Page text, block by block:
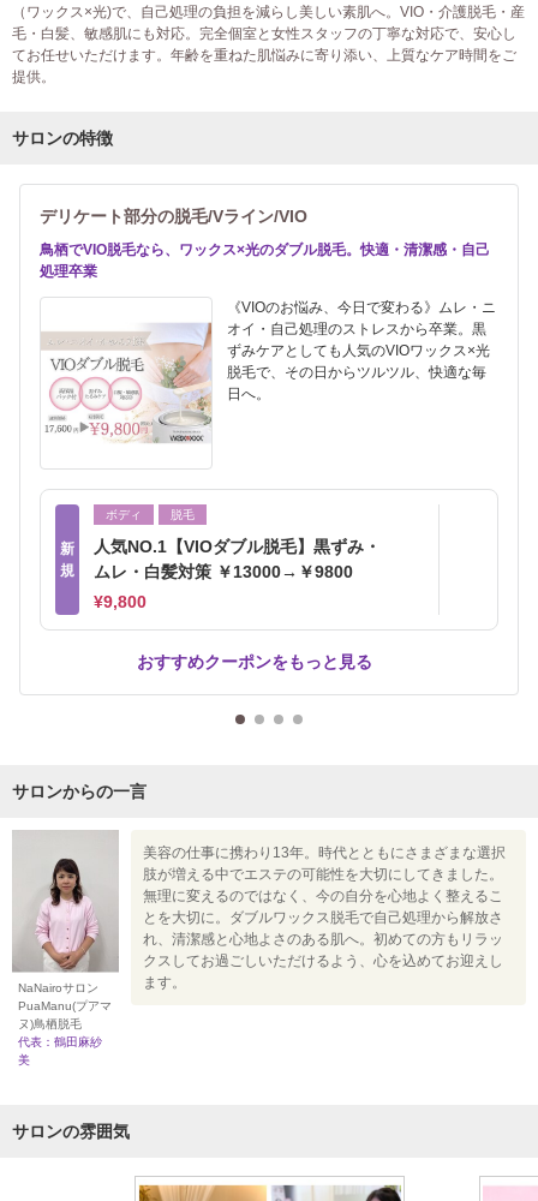
（ワックス×光)で、自己処理の負担を減らし美しい素肌へ。VIO・介護脱毛・産
毛・白髪、敏感肌にも対応。完全個室と女性スタッフの丁寧な対応で、安心し
てお任せいただけます。年齢を重ねた肌悩みに寄り添い、上質なケア時間をご
提供。
サロンの特徴
デリケート部分の脱毛/Vライン/VIO
鳥栖でVIO脱毛なら、ワックス×光のダブル脱毛。快適・清潔感・自己
処理卒業
《VIOのお悩み、今日で変わる》ムレ・ニ
オイ・自己処理のストレスから卒業。黒
ずみケアとしても人気のVIOワックス×光
脱毛で、その日からツルツル、快適な毎
日へ。
新
規
ボディ 脱毛
人気NO.1【VIOダブル脱毛】黒ずみ・
ムレ・白髪対策 ￥13000→￥9800
¥9,800
おすすめクーポンをもっと見る
サロンからの一言
NaNairoサロン
PuaManu(プアマ
ヌ)鳥栖脱毛
代表：鶴田麻紗
美
美容の仕事に携わり13年。時代とともにさまざまな選択
肢が増える中でエステの可能性を大切にしてきました。
無理に変えるのではなく、今の自分を心地よく整えるこ
とを大切に。ダブルワックス脱毛で自己処理から解放さ
れ、清潔感と心地よさのある肌へ。初めての方もリラッ
クスしてお過ごしいただけるよう、心を込めてお迎えし
ます。
サロンの雰囲気